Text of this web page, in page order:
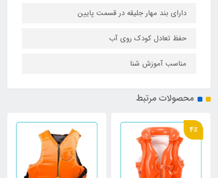
دارای بند مهار جلیقه در قسمت پایین
حفظ تعادل کودک روی آب
مناسب آموزش شنا
محصولات مرتبط
4٪